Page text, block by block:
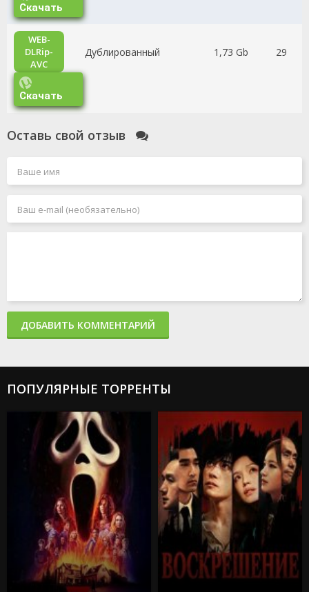
Скачать
WEB-
DLRip-
AVC
Дублированный 1,73 Gb 29
Скачать
Оставь свой отзыв
ДОБАВИТЬ КОММЕНТАРИЙ
ПОПУЛЯРНЫЕ ТОРРЕНТЫ